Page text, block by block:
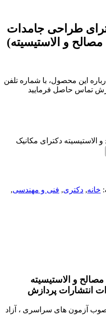
طراحی جامدات
و الاستیسیته)
این محصول، با شماره تلفن
دکترای مکانیک
خانه, دکتری, فنی و مهندسی,
و الاستیسیته
انتشارات پردازش
آزمون های سراسری ، آزاد